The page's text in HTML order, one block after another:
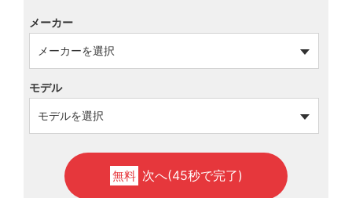
メーカー
モデル
無料 次へ(45秒で完了)